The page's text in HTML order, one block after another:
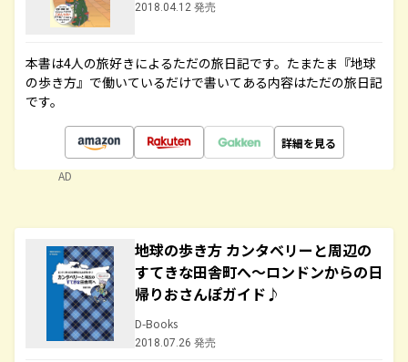
2018.04.12 発売
本書は4人の旅好きによるただの旅日記です。たまたま『地球
の歩き方』で働いているだけで書いてある内容はただの旅日記
です。
詳細を見る
AD
地球の歩き方 カンタベリーと周辺の
すてきな田舎町へ～ロンドンからの日
帰りおさんぽガイド♪
D-Books
2018.07.26 発売